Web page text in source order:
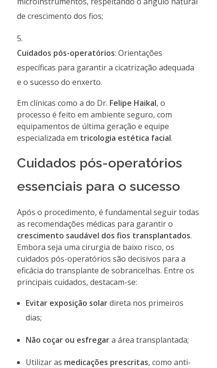
de crescimento dos fios;
Cuidados pós-operatórios: Orientações
específicas para garantir a cicatrização adequada
e o sucesso do enxerto.
Em clínicas como a do Dr. Felipe Haikal, o
processo é feito em ambiente seguro, com
equipamentos de última geração e equipe
especializada em tricologia estética facial.
Cuidados pós-operatórios
essenciais para o sucesso
Após o procedimento, é fundamental seguir todas
as recomendações médicas para garantir o
crescimento saudável dos fios transplantados.
Embora seja uma cirurgia de baixo risco, os
cuidados pós-operatórios são decisivos para a
eficácia do transplante de sobrancelhas. Entre os
principais cuidados, destacam-se:
Evitar exposição solardireta nos primeiros
dias;
Não coçar ou esfregara área transplantada;
Utilizar as medicações prescritas, como anti-